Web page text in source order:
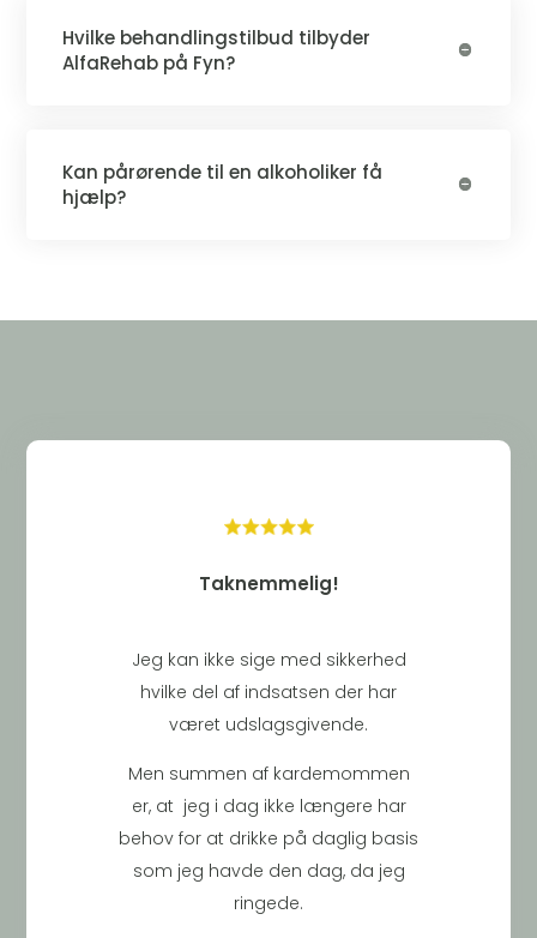
Hvilke behandlingstilbud tilbyder
AlfaRehab på Fyn?
Kan pårørende til en alkoholiker få
hjælp?
Taknemmelig!
Jeg kan ikke sige med sikkerhed
hvilke del af indsatsen der har
været udslagsgivende.
Men summen af kardemommen
er, at jeg i dag ikke længere har
behov for at drikke på daglig basis
som jeg havde den dag, da jeg
ringede.